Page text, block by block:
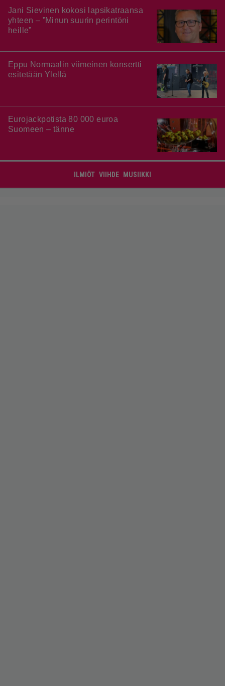
Jani Sievinen kokosi lapsikatraansa
yhteen – ”Minun suurin perintöni
heille”
Eppu Normaalin viimeinen konsertti
esitetään Ylellä
Eurojackpotista 80 000 euroa
Suomeen – tänne
ILMIÖT VIIHDE MUSIIKKI